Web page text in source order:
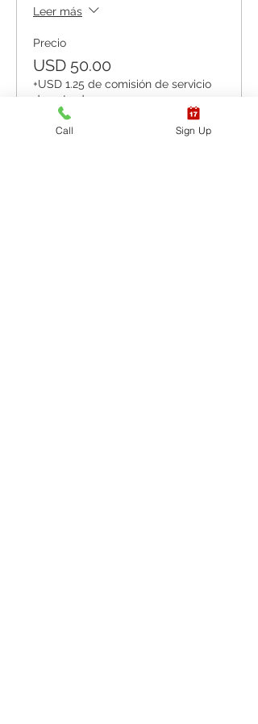
Leer más
Precio
USD 50.00
+USD 1.25 de comisión de servicio
de entradas
Call Sign Up